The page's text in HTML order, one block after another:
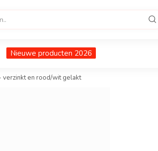
Nieuwe producten 2026
verzinkt en rood/wit gelakt